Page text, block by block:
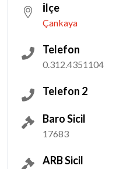
İlçe
Çankaya
Telefon
0.312.4351104
Telefon 2
Baro Sicil
17683
ARB Sicil